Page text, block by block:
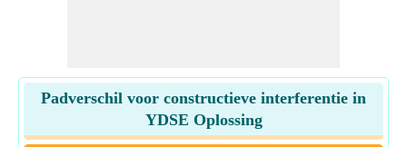
Padverschil voor constructieve interferentie in
YDSE Oplossing